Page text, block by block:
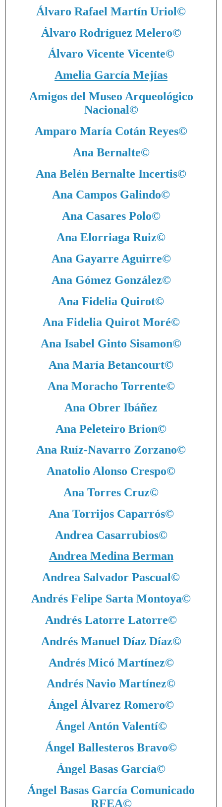
Álvaro Rafael Martín Uriol©
Álvaro Rodríguez Melero©
Álvaro Vicente Vicente©
Amelia García Mejías
Amigos del Museo Arqueológico
Nacional©
Amparo María Cotán Reyes©
Ana Bernalte©
Ana Belén Bernalte Incertis©
Ana Campos Galindo©
Ana Casares Polo©
Ana Elorriaga Ruiz©
Ana Gayarre Aguirre©
Ana Gómez González©
Ana Fidelia Quirot©
Ana Fidelia Quirot Moré©
Ana Isabel Ginto Sisamon©
Ana María Betancourt©
Ana Moracho Torrente©
Ana Obrer Ibáñez
Ana Peleteiro Brion©
Ana Ruíz-Navarro Zorzano©
Anatolio Alonso Crespo©
Ana Torres Cruz©
Ana Torrijos Caparrós©
Andrea Casarrubios©
Andrea Medina Berman
Andrea Salvador Pascual©
Andrés Felipe Sarta Montoya©
Andrés Latorre Latorre©
Andrés Manuel Díaz Díaz©
Andrés Micó Martínez©
Andrés Navio Martínez©
Ángel Álvarez Romero©
Ángel Antón Valentí©
Ángel Ballesteros Bravo©
Ángel Basas García©
Ángel Basas García Comunicado
RFEA©